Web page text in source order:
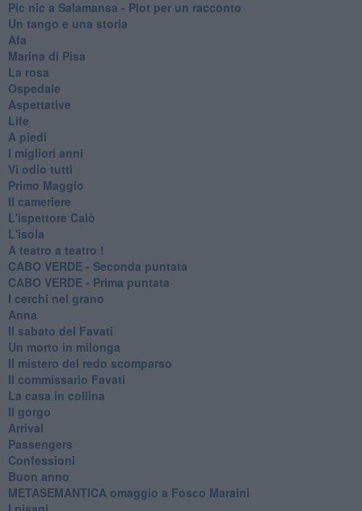
Pic nic a Salamansa - Plot per un racconto
Un tango e una storia
Afa
Marina di Pisa
La rosa
Ospedale
Aspettative
Life
A piedi
I migliori anni
Vi odio tutti
Primo Maggio
Il cameriere
L'ispettore Calò
L'isola
A teatro a teatro !
CABO VERDE - Seconda puntata
CABO VERDE - Prima puntata
I cerchi nel grano
Anna
Il sabato del Favati
Un morto in milonga
Il mistero del redo scomparso
Il commissario Favati
La casa in collina
Il gorgo
Arrival
Passengers
Confessioni
Buon anno
METASEMANTICA omaggio a Fosco Maraini